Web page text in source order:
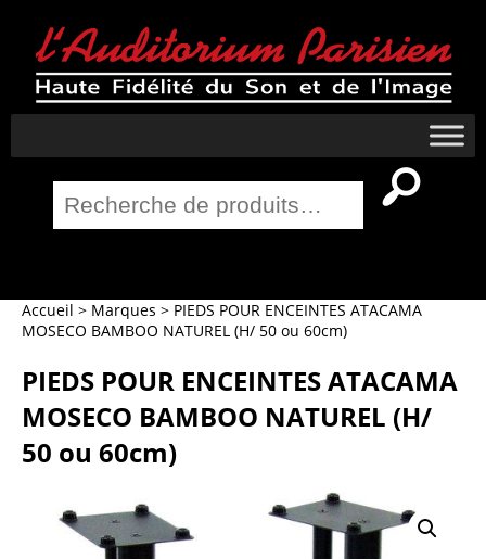
pour :
Accueil > Marques > PIEDS POUR ENCEINTES ATACAMA
MOSECO BAMBOO NATUREL (H/ 50 ou 60cm)
PIEDS POUR ENCEINTES ATACAMA
MOSECO BAMBOO NATUREL (H/
50 ou 60cm)